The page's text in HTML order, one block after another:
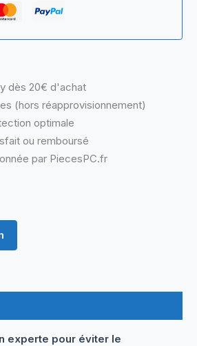
dès 20€ d'achat
(hors réapprovisionnement)
optimale
ou remboursé
par PiecesPC.fr
experte pour éviter le